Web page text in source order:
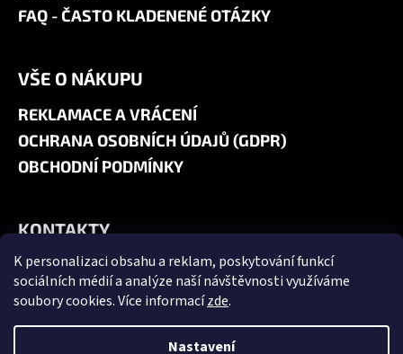
K personalizaci obsahu a reklam, poskytování funkcí
sociálních médií a analýze naší návštěvnosti využíváme
soubory cookies. Více informacízde.
Nastavení
FAQ - ČASTO KLADENENÉ OTÁZKY
VŠE O NÁKUPU
REKLAMACE A VRÁCENÍ
OCHRANA OSOBNÍCH ÚDAJŮ (GDPR)
OBCHODNÍ PODMÍNKY
KONTAKTY
+420 606 180 071
info@jk9-graphics.cz